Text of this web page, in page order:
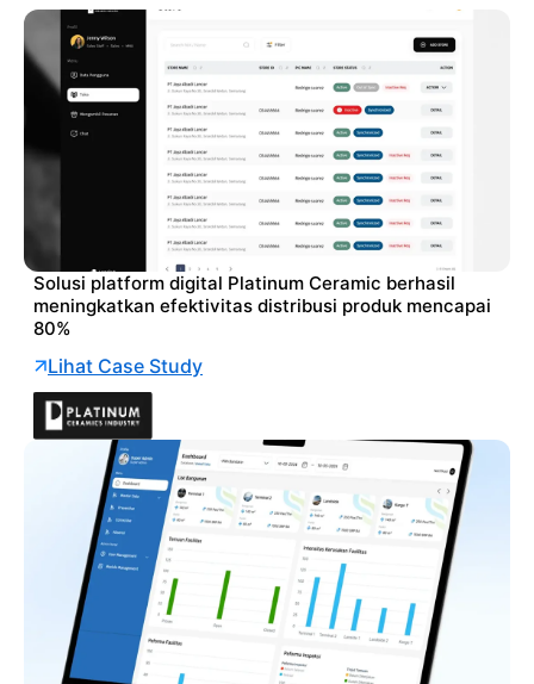
Solusi platform digital Platinum Ceramic berhasil
meningkatkan efektivitas distribusi produk mencapai
80%
Lihat Case Study